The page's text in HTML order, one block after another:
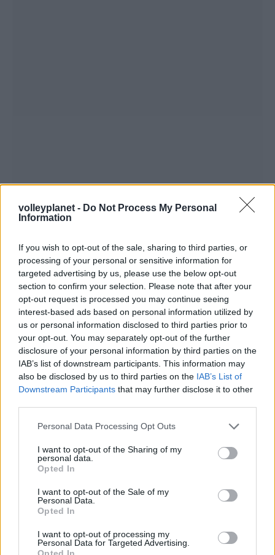
volleyplanet - Do Not Process My Personal
Information
If you wish to opt-out of the sale, sharing to third parties, or
processing of your personal or sensitive information for
targeted advertising by us, please use the below opt-out
section to confirm your selection. Please note that after your
opt-out request is processed you may continue seeing
interest-based ads based on personal information utilized by
us or personal information disclosed to third parties prior to
your opt-out. You may separately opt-out of the further
disclosure of your personal information by third parties on the
IAB’s list of downstream participants. This information may
also be disclosed by us to third parties on the IAB’s List of
Downstream Participants that may further disclose it to other
Please note that this website/app uses one or more Google
not limited to your visit or usage behaviour. You may click to
grant or deny consent to Google and its third-party tags to
use your data for below specified purposes in below Google
consent section.
Personal Data Processing Opt Outs
I want to opt-out of the Sharing of my
personal data.
Opted In
I want to opt-out of the Sale of my
Personal Data.
Opted In
I want to opt-out of processing my
Personal Data for Targeted Advertising.
Opted In